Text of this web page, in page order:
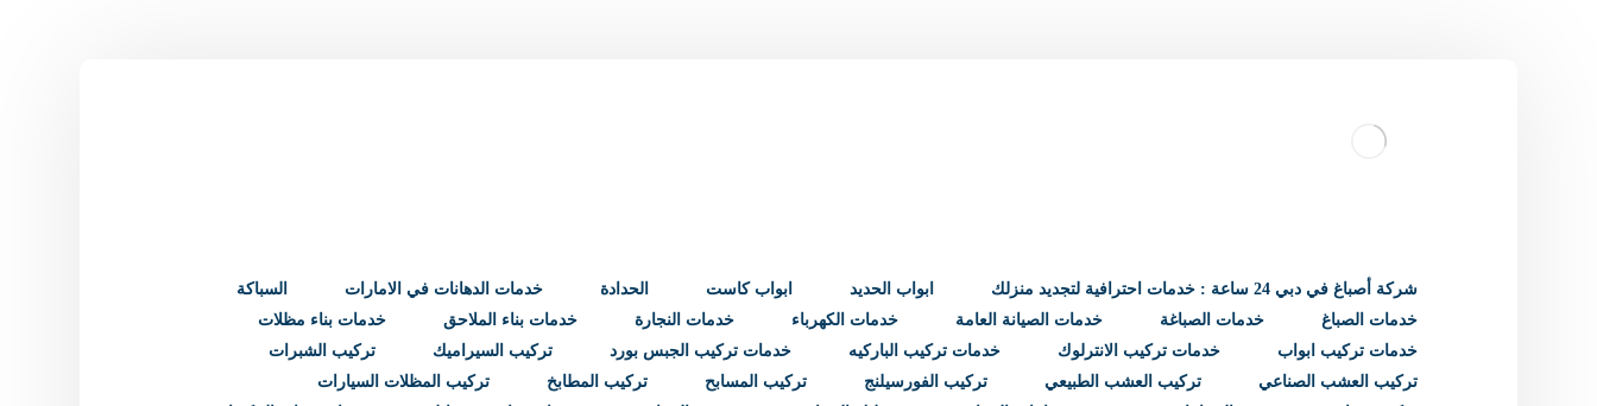
شركة أصباغ في دبي 24 ساعة : خدمات احترافية لتجديد منزلك ابواب الحديد ابواب كاست الحدادة خدمات الدهانات في الامارات
السباكة
خدمات الصباغ
خدمات الصباغة خدمات الصيانة العامة خدمات الكهرباء خدمات النجارة خدمات بناء الملاحق
خدمات بناء مظلات
خدمات تركيب ابواب
خدمات تركيب الانترلوك خدمات تركيب الباركيه خدمات تركيب الجبس بورد تركيب السيراميك
تركيب الشبرات
تركيب العشب الصناعي
تركيب العشب الطبيعي تركيب الفورسيلنج تركيب المسابح تركيب المطابخ
تركيب المظلات السيارات